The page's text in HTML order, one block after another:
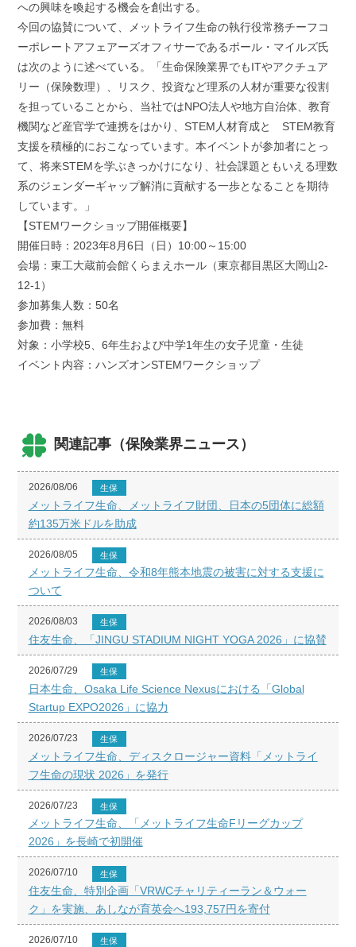
への興味を喚起する機会を創出する。
今回の協賛について、メットライフ生命の執行役常務チーフコ
ーポレートアフェアーズオフィサーであるポール・マイルズ氏
は次のように述べている。「生命保険業界でもITやアクチュア
リー（保険数理）、リスク、投資など理系の人材が重要な役割
を担っていることから、当社ではNPO法人や地方自治体、教育
機関など産官学で連携をはかり、STEM人材育成と STEM教育
支援を積極的におこなっています。本イベントが参加者にとっ
て、将来STEMを学ぶきっかけになり、社会課題ともいえる理数
系のジェンダーギャップ解消に貢献する一歩となることを期待
しています。」
【STEMワークショップ開催概要】
開催日時：2023年8月6日（日）10:00～15:00
会場：東工大蔵前会館くらまえホール（東京都目黒区大岡山2-
12-1）
参加募集人数：50名
参加費：無料
対象：小学校5、6年生および中学1年生の女子児童・生徒
イベント内容：ハンズオンSTEMワークショップ
関連記事（保険業界ニュース）
2026/08/06 生保
メットライフ生命、メットライフ財団、日本の5団体に総額
約135万米ドルを助成
2026/08/05 生保
メットライフ生命、令和8年熊本地震の被害に対する支援に
ついて
2026/08/03 生保
住友生命、「JINGU STADIUM NIGHT YOGA 2026」に協賛
2026/07/29 生保
日本生命、Osaka Life Science Nexusにおける「Global
Startup EXPO2026」に協力
2026/07/23 生保
メットライフ生命、ディスクロージャー資料「メットライ
フ生命の現状 2026」を発行
2026/07/23 生保
メットライフ生命、「メットライフ生命Fリーグカップ
2026」を長崎で初開催
2026/07/10 生保
住友生命、特別企画「VRWCチャリティーラン＆ウォー
ク」を実施、あしなが育英会へ193,757円を寄付
2026/07/10 生保